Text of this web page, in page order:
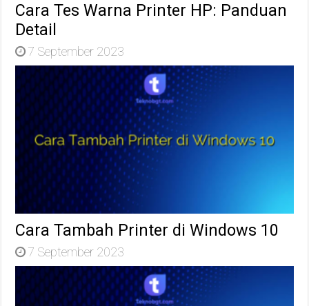
Cara Tes Warna Printer HP: Panduan
Detail
7 September 2023
Cara Tambah Printer di Windows 10
7 September 2023